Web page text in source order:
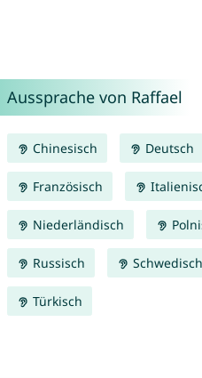
Aussprache von Raffael
Chinesisch Deutsch
Französisch
Niederländisch
Russisch Schwedisch
Türkisch